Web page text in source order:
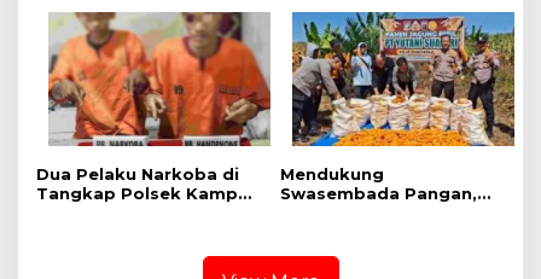
Karhutla
Dua Pelaku Narkoba di
Tangkap Polsek Kampar
Mendukung
Swasembada Pangan,